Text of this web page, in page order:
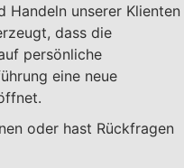
Handeln unserer Klienten
dass die
persönliche
eine neue
oder hast Rückfragen